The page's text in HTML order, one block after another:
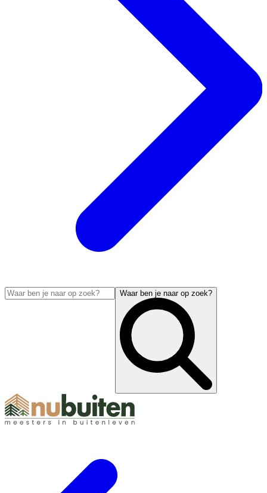
Waar ben je naar op zoek?